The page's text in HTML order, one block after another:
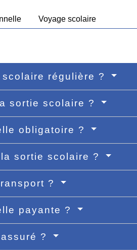
Voyage scolaire
régulière ?
sortie scolaire ?
obligatoire ?
sortie scolaire ?
?
payante ?
?